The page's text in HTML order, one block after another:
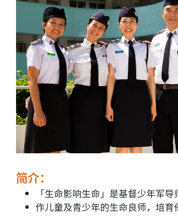
简介：
「生命影响生命」是基督少年军
作儿童及青少年的生命良师，培